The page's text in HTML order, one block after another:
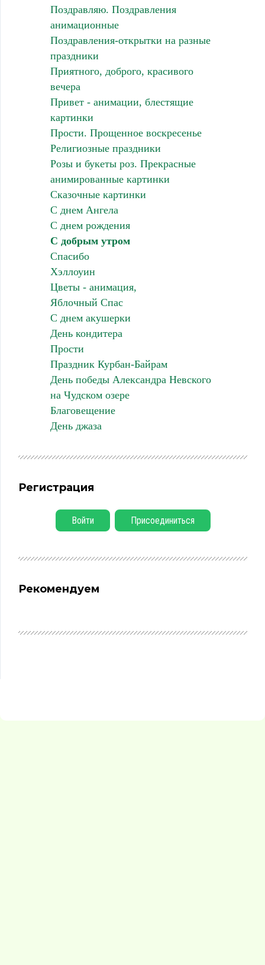
Поздравляю. Поздравления
анимационные
Поздравления-открытки на разные
праздники
Приятного, доброго, красивого
вечера
Привет - анимации, блестящие
картинки
Прости. Прощенное воскресенье
Религиозные праздники
Розы и букеты роз. Прекрасные
анимированные картинки
Сказочные картинки
С днем Ангела
С днем рождения
С добрым утром
Спасибо
Хэллоуин
Цветы - анимация,
Яблочный Спас
С днем акушерки
День кондитера
Прости
Праздник Курбан-Байрам
День победы Александра Невского
на Чудском озере
Благовещение
День джаза
Регистрация
Войти Присоединиться
Рекомендуем